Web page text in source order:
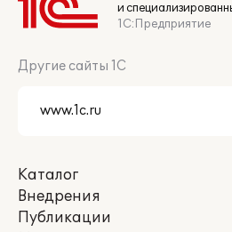
и
1С:Предприятие
Другие сайты 1С
Каталог
Внедрения
Публикации